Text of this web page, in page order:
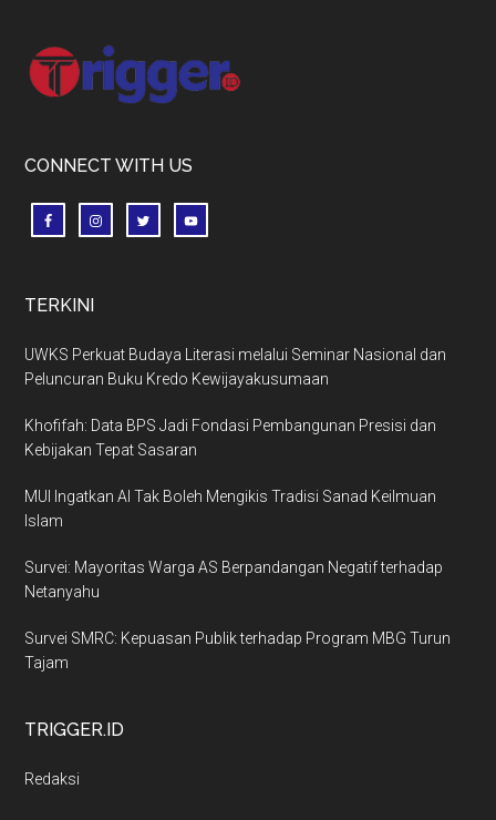
Footer
CONNECT WITH US
TERKINI
UWKS Perkuat Budaya Literasi melalui Seminar Nasional dan
Peluncuran Buku Kredo Kewijayakusumaan
Khofifah: Data BPS Jadi Fondasi Pembangunan Presisi dan
Kebijakan Tepat Sasaran
MUI Ingatkan AI Tak Boleh Mengikis Tradisi Sanad Keilmuan
Islam
Survei: Mayoritas Warga AS Berpandangan Negatif terhadap
Netanyahu
Survei SMRC: Kepuasan Publik terhadap Program MBG Turun
Tajam
TRIGGER.ID
Redaksi